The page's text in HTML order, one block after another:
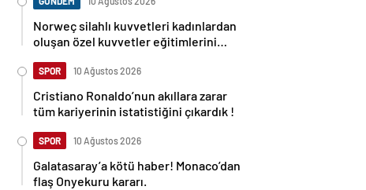
Norweç silahlı kuvvetleri kadınlardan
oluşan özel kuvvetler eğitimlerini
SPOR 10 Ağustos 2026
Cristiano Ronaldo’nun akıllara zarar
tüm kariyerinin istatistiğini çıkardık !
SPOR 10 Ağustos 2026
Galatasaray’a kötü haber! Monaco’dan
flaş Onyekuru kararı.